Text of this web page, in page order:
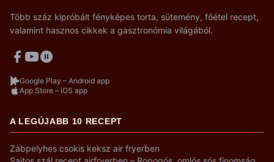
Több száz kipróbált fényképes torta, sütemény, főétel recept,
valamint hasznos cikkek a gasztronómia világából.
Google Play – Android app
App Store – iOS app
A LEGÚJABB 10 RECEPT
Zabpelyhes csokis keksz air fryerben